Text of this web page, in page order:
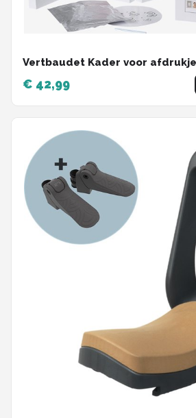
Vertbaudet Kader voor
€ 42,99